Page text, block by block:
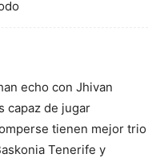
echo con Jhivan
capaz de jugar
tienen mejor trio
Tenerife y